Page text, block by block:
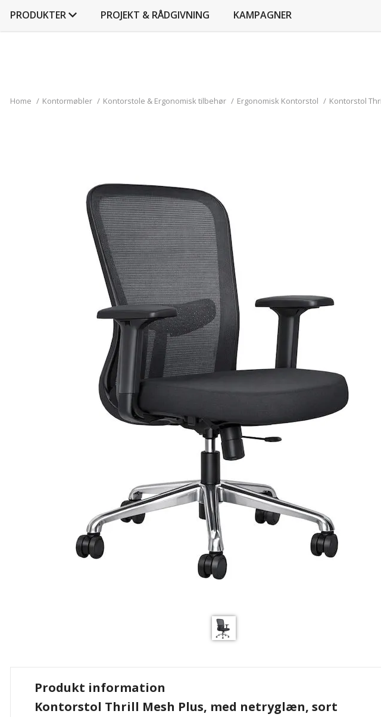
PRODUKTER PROJEKT & RÅDGIVNING KAMPAGNER
Home / Kontormøbler / Kontorstole & Ergonomisk tilbehør / Ergonomisk Kontorstol / Kontorstol
Produkt information
Kontorstol Thrill Mesh Plus, med netryglæn, sort